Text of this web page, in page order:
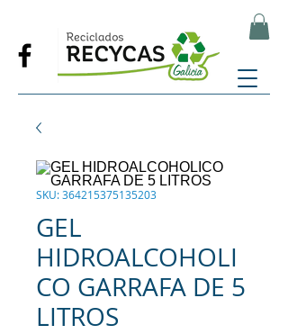
SKU: 364215375135203
GEL
HIDROALCOHOLI
CO GARRAFA DE 5
LITROS